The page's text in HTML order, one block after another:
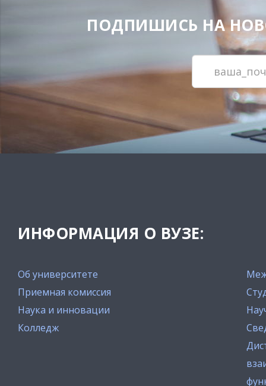
ПОДПИШИСЬ НА
ИНФОРМАЦИЯ О ВУЗЕ:
Об университете
Приемная комиссия
Наука и инновации
Колледж